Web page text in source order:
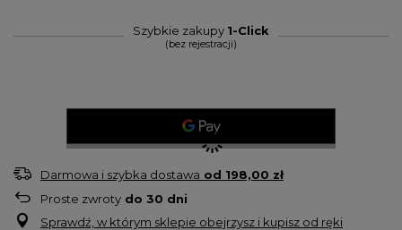
Szybkie zakupy 1-Click
(bez rejestracji)
Darmowa i szybka dostawa od 198,00 zł
Proste zwroty do 30 dni
Sprawdź, w którym sklepie obejrzysz i kupisz od ręki